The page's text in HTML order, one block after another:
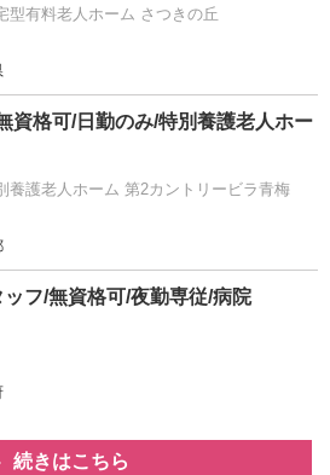
型有料老人ホーム さつきの丘
資格可/日勤のみ/特別養護老人ホー
養護老人ホーム 第2カントリービラ青梅
ッフ/無資格可/夜勤専従/病院
続きはこちら